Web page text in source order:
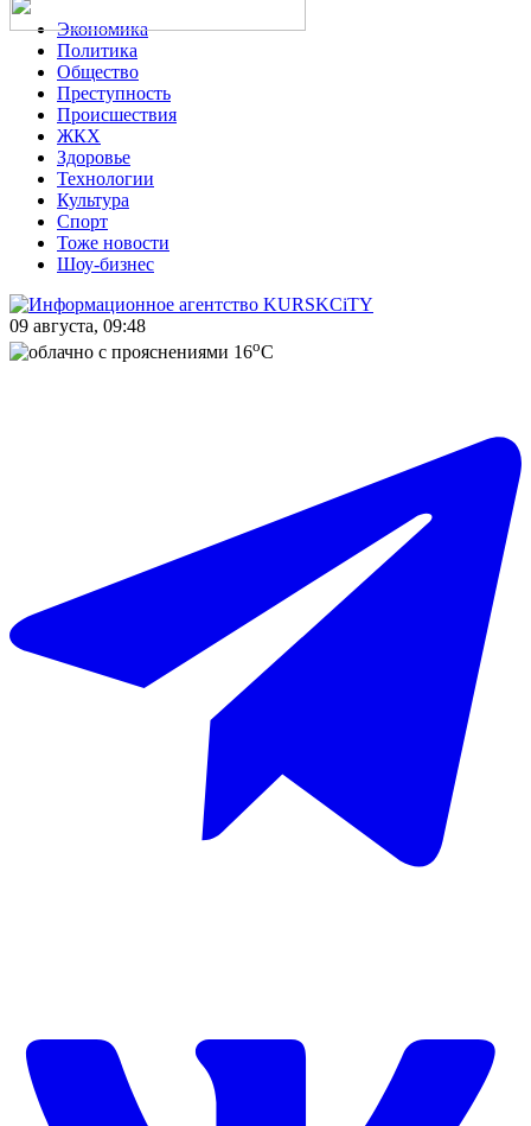
Экономика
Политика
Общество
Преступность
Происшествия
ЖКХ
Здоровье
Технологии
Культура
Спорт
Тоже новости
Шоу-бизнес
09 августа, 09:48
16oC